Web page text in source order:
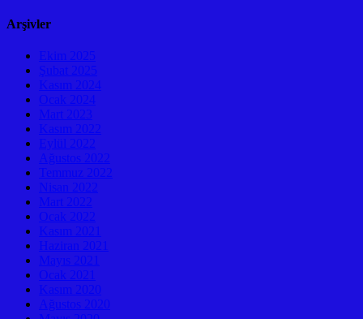
Arşivler
Ekim 2025
Şubat 2025
Kasım 2024
Ocak 2024
Mart 2023
Kasım 2022
Eylül 2022
Ağustos 2022
Temmuz 2022
Nisan 2022
Mart 2022
Ocak 2022
Kasım 2021
Haziran 2021
Mayıs 2021
Ocak 2021
Kasım 2020
Ağustos 2020